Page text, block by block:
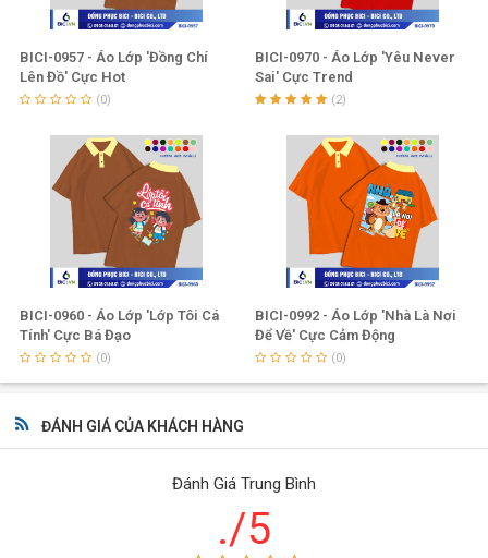
được biết đến là doanh nghiệp hàng
BICI-0957 - Áo Lớp 'Đồng Chí
Lên Đồ' Cực Hot
(0)
BICI-0970 - Áo Lớp 'Yêu Never
Sai' Cực Trend
(2)
BICI-0960 - Áo Lớp 'Lớp Tôi Cá
Tính' Cực Bá Đạo
(0)
BICI-0992 - Áo Lớp 'Nhà Là Nơi
Để Về' Cực Cảm Động
(0)
ĐÁNH GIÁ CỦA KHÁCH HÀNG
Đánh Giá Trung Bình
./5